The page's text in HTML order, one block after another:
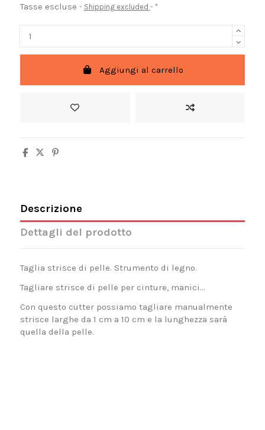
Tasse escluse Shipping excluded *
Aggiungi al carrello
Descrizione
Dettagli del prodotto
Taglia strisce di pelle. Strumento di legno.
Tagliare strisce di pelle per cinture, manici...
Con questo cutter possiamo tagliare manualmente
strisce larghe da 1 cm a 10 cm e la lunghezza sarà
quella della pelle.